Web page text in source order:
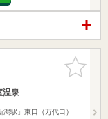
お気に入
りに追加
温泉
潟駅」東口（万代口）